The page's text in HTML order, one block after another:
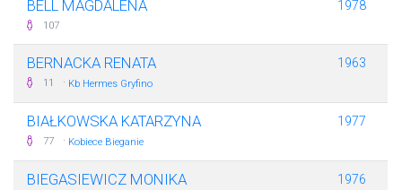
BELL MAGDALENA
107
1978
BERNACKA RENATA
11 · Kb Hermes Gryfino
1963
BIAŁKOWSKA KATARZYNA
77 · Kobiece Bieganie
1977
BIEGASIEWICZ MONIKA 1976